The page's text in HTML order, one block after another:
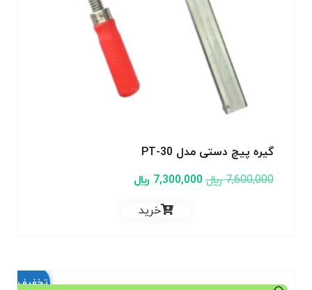
گیره پیچ دستی مدل PT-30
7,600,000 ﷼ 7,300,000 ﷼
خرید
تخفیف!